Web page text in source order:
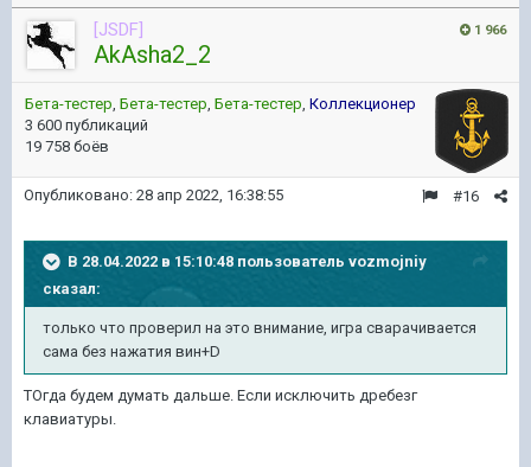
1 966
[JSDF]
AkAsha2_2
Бета-тестер, Бета-тестер, Бета-тестер, Коллекционер
3 600 публикаций
19 758 боёв
#16
Опубликовано: 28 апр 2022, 16:38:55
В 28.04.2022 в 15:10:48 пользователь vozmojniy
сказал:
только что проверил на это внимание, игра сварачивается
сама без нажатия вин+D
ТОгда будем думать дальше. Если исключить дребезг
клавиатуры.